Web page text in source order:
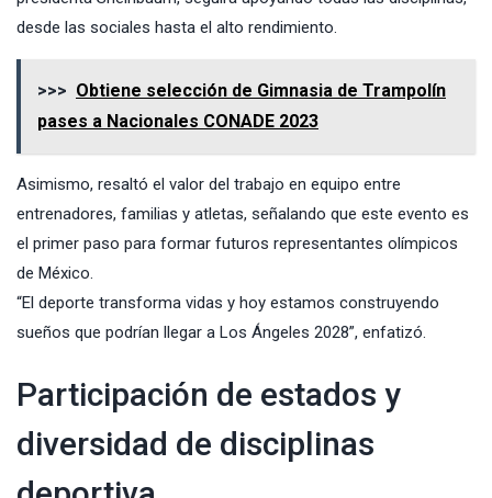
desde las sociales hasta el alto rendimiento.
>>> Obtiene selección de Gimnasia de Trampolín
pases a Nacionales CONADE 2023
Asimismo, resaltó el valor del trabajo en equipo entre
entrenadores, familias y atletas, señalando que este evento es
el primer paso para formar futuros representantes olímpicos
de México.
“El deporte transforma vidas y hoy estamos construyendo
sueños que podrían llegar a Los Ángeles 2028”, enfatizó.
Participación de estados y
diversidad de disciplinas